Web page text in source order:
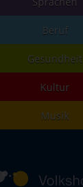
Beruf
Gesundheit
Kultur
Musik